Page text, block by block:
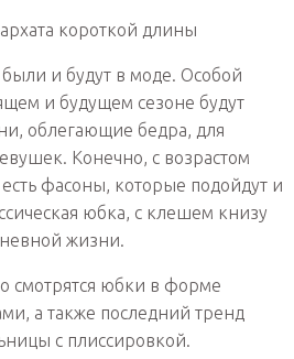
короткой длины
и будут в моде. Особой
и будущем сезоне будут
облегающие бедра, для
Конечно, с возрастом
фасоны, которые подойдут и
юбка, с клешем книзу
жизни.
смотрятся юбки в форме
а также последний тренд
с плиссировкой.